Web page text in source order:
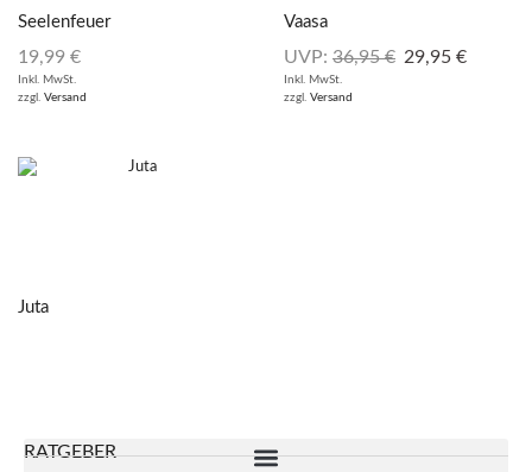
Seelenfeuer
19,99 €
Inkl. MwSt.
zzgl. Versand
Vaasa
UVP: 36,95€ 29,95 €
Inkl. MwSt.
zzgl. Versand
Juta
RATGEBER